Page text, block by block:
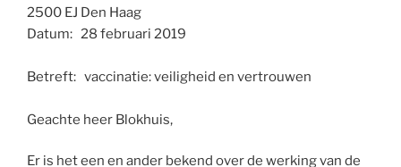
2500 EJ Den Haag
Datum: 28 februari 2019
Betreft: vaccinatie: veiligheid en vertrouwen
Geachte heer Blokhuis,
Er is het een en ander bekend over de werking van de